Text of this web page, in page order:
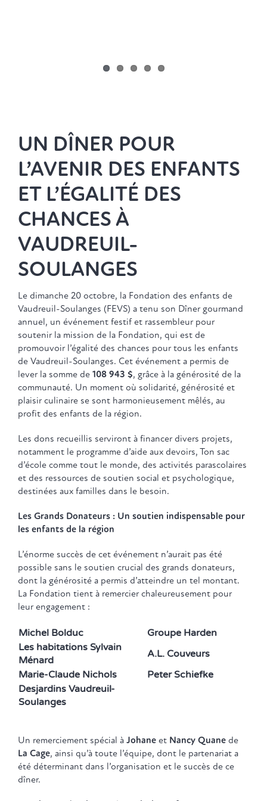
UN DÎNER POUR
L’AVENIR DES ENFANTS
ET L’ÉGALITÉ DES
CHANCES À
VAUDREUIL-
SOULANGES
Le dimanche 20 octobre, la Fondation des enfants de
Vaudreuil-Soulanges (FEVS) a tenu son Dîner gourmand
annuel, un événement festif et rassembleur pour
soutenir la mission de la Fondation, qui est de
promouvoir l’égalité des chances pour tous les enfants
de Vaudreuil-Soulanges. Cet événement a permis de
lever la somme de 108 943 $, grâce à la générosité de la
communauté. Un moment où solidarité, générosité et
plaisir culinaire se sont harmonieusement mêlés, au
profit des enfants de la région.
Les dons recueillis serviront à financer divers projets,
notamment le programme d’aide aux devoirs, Ton sac
d’école comme tout le monde, des activités parascolaires
et des ressources de soutien social et psychologique,
destinées aux familles dans le besoin.
Les Grands Donateurs : Un soutien indispensable pour
les enfants de la région
L’énorme succès de cet événement n’aurait pas été
possible sans le soutien crucial des grands donateurs,
dont la générosité a permis d’atteindre un tel montant.
La Fondation tient à remercier chaleureusement pour
leur engagement :
Michel Bolduc
Groupe Harden
Les habitations Sylvain
Ménard
A.L. Couveurs
Marie-Claude Nichols
Peter Schiefke
Desjardins Vaudreuil-
Soulanges
Un remerciement spécial à Johane etNancy Quanede
La Cage, ainsi qu’à toute l’équipe, dont le partenariat a
été déterminant dans l’organisation et le succès de ce
dîner.